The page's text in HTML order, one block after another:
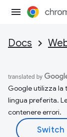
Docs
Google utilizza la
lingua preferita.
contenere errori.